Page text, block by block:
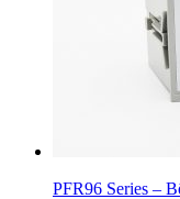
PFR96 Series –